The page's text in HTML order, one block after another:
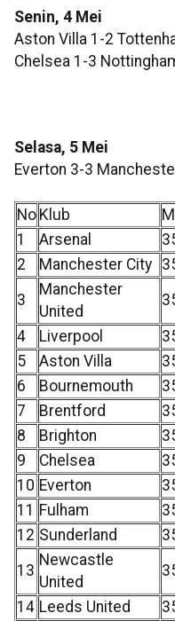
Senin, 4 Mei
Aston Villa 1-2
Chelsea 1-3
Selasa, 5 Mei
Everton 3-3
No Klub
1
Arsenal
2
Manchester City
3
Manchester
United
4 Liverpool
5
Aston Villa
6
Bournemouth
7
Brentford
8
Brighton
9
Chelsea
10 Everton
11 Fulham
12 Sunderland
13
Newcastle
United
14 Leeds United